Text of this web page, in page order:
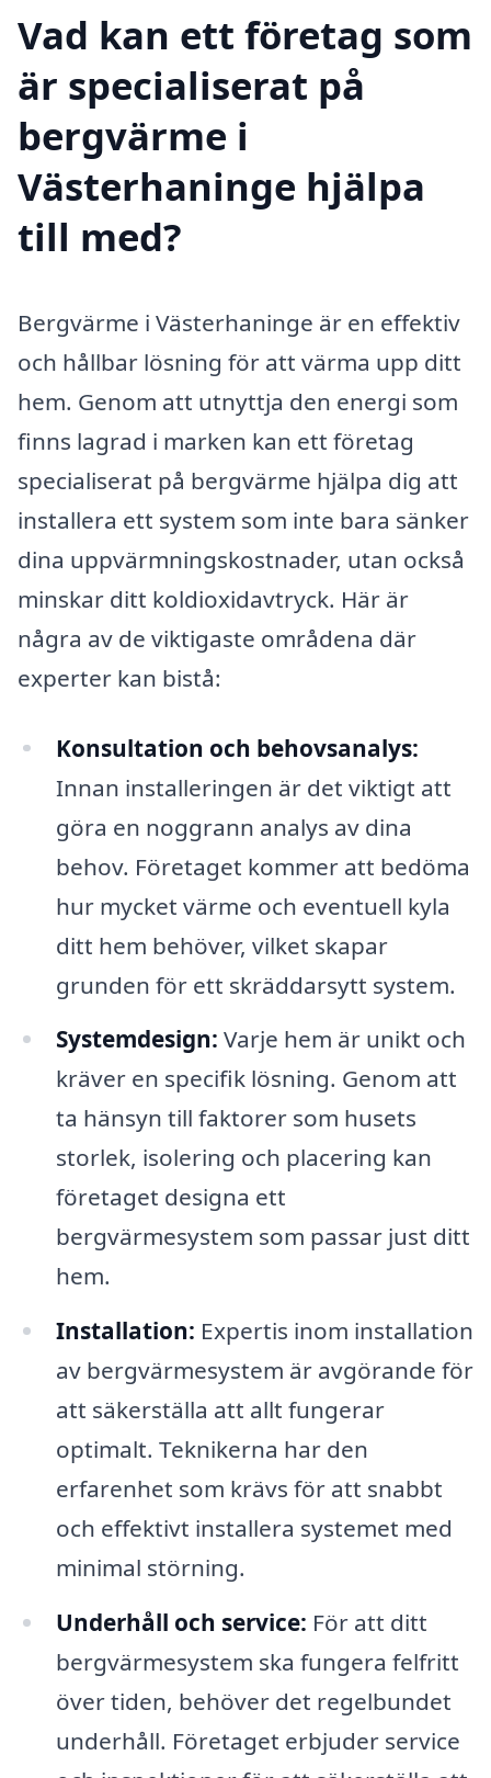
Vad kan ett företag som
är specialiserat på
bergvärme i
Västerhaninge hjälpa
till med?
Bergvärme i Västerhaninge är en effektiv
och hållbar lösning för att värma upp ditt
hem. Genom att utnyttja den energi som
finns lagrad i marken kan ett företag
specialiserat på bergvärme hjälpa dig att
installera ett system som inte bara sänker
dina uppvärmningskostnader, utan också
minskar ditt koldioxidavtryck. Här är
några av de viktigaste områdena där
experter kan bistå:
Konsultation och behovsanalys:
Innan installeringen är det viktigt att
göra en noggrann analys av dina
behov. Företaget kommer att bedöma
hur mycket värme och eventuell kyla
ditt hem behöver, vilket skapar
grunden för ett skräddarsytt system.
Systemdesign: Varje hem är unikt och
kräver en specifik lösning. Genom att
ta hänsyn till faktorer som husets
storlek, isolering och placering kan
företaget designa ett
bergvärmesystem som passar just ditt
hem.
Installation: Expertis inom installation
av bergvärmesystem är avgörande för
att säkerställa att allt fungerar
optimalt. Teknikerna har den
erfarenhet som krävs för att snabbt
och effektivt installera systemet med
minimal störning.
Underhåll och service: För att ditt
bergvärmesystem ska fungera felfritt
över tiden, behöver det regelbundet
underhåll. Företaget erbjuder service